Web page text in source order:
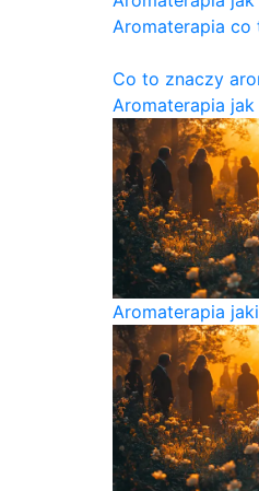
Aromaterapia co
Co to znaczy
Aromaterapia
Aromaterapia